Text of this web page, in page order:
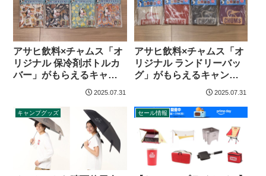
アサヒ飲料×チャムス「オ
リジナル 保冷剤ボトルカ
バー」がもらえるキャン
ペーン【25年7月〜】
2025.07.31
アサヒ飲料×チャムス「オ
リジナル ランドリーバッ
グ」がもらえるキャンペ
ーン【25年7月〜】
2025.07.31
キャンプグッズ セール情報